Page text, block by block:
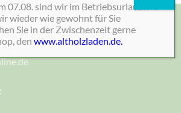
07.08. sind wir im Betriebsurlaub. Ab
wieder wie gewohnt für Sie
Sie in der Zwischenzeit gerne
denwww.altholzladen.de.